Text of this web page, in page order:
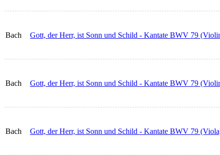
Bach Gott, der Herr, ist Sonn und Schild - Kantate BWV 79
Bach Gott, der Herr, ist Sonn und Schild - Kantate BWV 79
Bach Gott, der Herr, ist Sonn und Schild - Kantate BWV 79